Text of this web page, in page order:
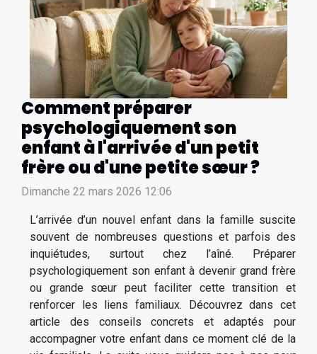
Comment préparer
psychologiquement son
enfant à l'arrivée d'un petit
frère ou d'une petite sœur ?
Dimanche 22 mars 2026 12:06
L’arrivée d’un nouvel enfant dans la famille suscite
souvent de nombreuses questions et parfois des
inquiétudes, surtout chez l’aîné. Préparer
psychologiquement son enfant à devenir grand frère
ou grande sœur peut faciliter cette transition et
renforcer les liens familiaux. Découvrez dans cet
article des conseils concrets et adaptés pour
accompagner votre enfant dans ce moment clé de la